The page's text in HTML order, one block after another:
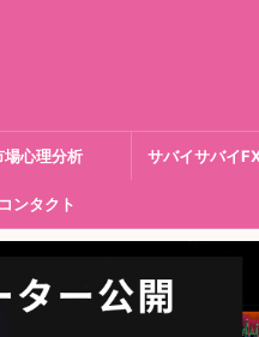
場心理分析 サバイサバイ
コンタクト